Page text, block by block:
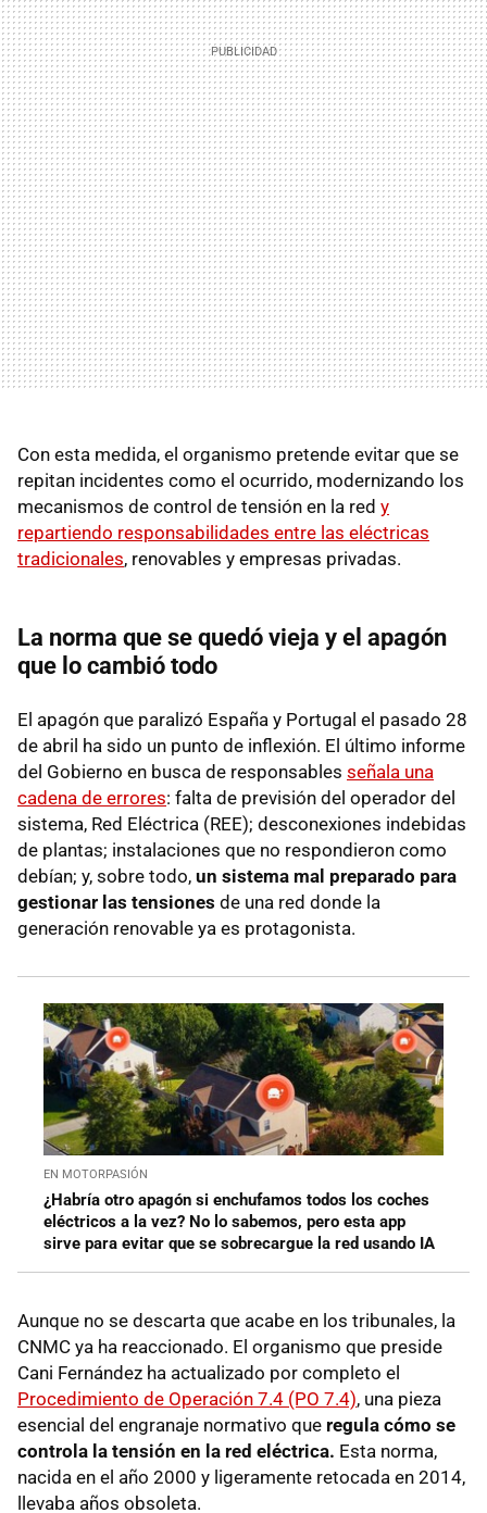
Con esta medida, el organismo pretende evitar que se
repitan incidentes como el ocurrido, modernizando los
mecanismos de control de tensión en la red y
repartiendo responsabilidades entre las eléctricas
tradicionales, renovables y empresas privadas.
La norma que se quedó vieja y el apagón
que lo cambió todo
El apagón que paralizó España y Portugal el pasado 28
de abril ha sido un punto de inflexión. El último informe
del Gobierno en busca de responsables señala una
cadena de errores: falta de previsión del operador del
sistema, Red Eléctrica (REE); desconexiones indebidas
de plantas; instalaciones que no respondieron como
debían; y, sobre todo, un sistema mal preparado para
gestionar las tensiones de una red donde la
generación renovable ya es protagonista.
EN MOTORPASIÓN
¿Habría otro apagón si enchufamos todos los coches
eléctricos a la vez? No lo sabemos, pero esta app
sirve para evitar que se sobrecargue la red usando IA
Aunque no se descarta que acabe en los tribunales, la
CNMC ya ha reaccionado. El organismo que preside
Cani Fernández ha actualizado por completo el
Procedimiento de Operación 7.4 (PO 7.4), una pieza
esencial del engranaje normativo que regula cómo se
controla la tensión en la red eléctrica. Esta norma,
nacida en el año 2000 y ligeramente retocada en 2014,
llevaba años obsoleta.